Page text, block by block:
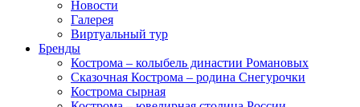
Новости
Галерея
Виртуальный тур
Бренды
Кострома – колыбель династии Романовых
Сказочная Кострома – родина Снегурочки
Кострома сырная